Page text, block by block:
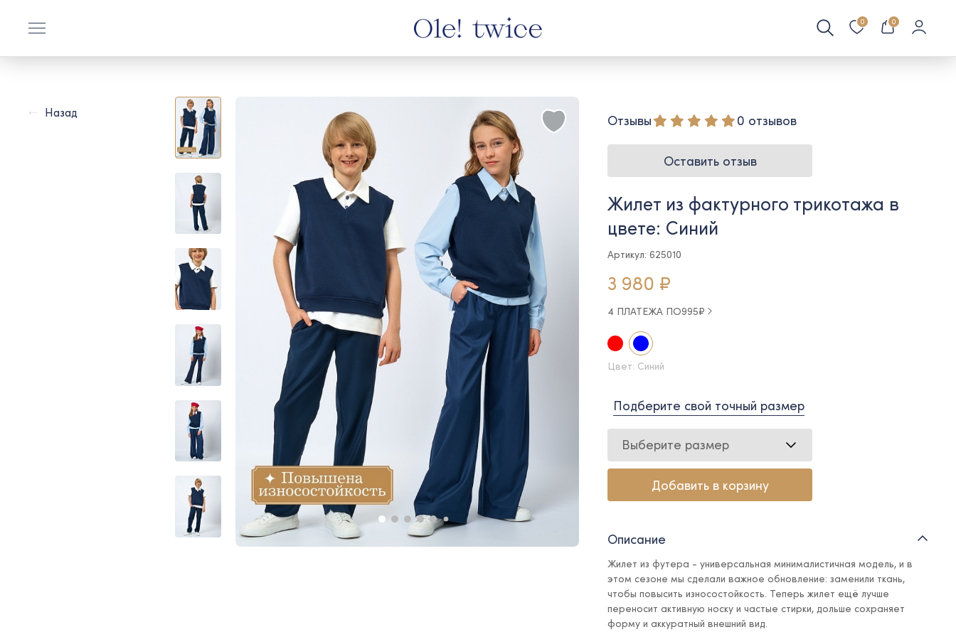
0 0
Назад Отзывы 0 отзывов
Оставить отзыв
Жилет из фактурного трикотажа в
цвете: Синий
Артикул: 625010
3 980 ₽
4 ПЛАТЕЖА ПО995₽
Цвет: Синий
Подберите свой точный размер
Выберите размер
Добавить в корзину
Описание
Жилет из футера - универсальная минималистичная модель, и в
этом сезоне мы сделали важное обновление: заменили ткань,
чтобы повысить износостойкость. Теперь жилет ещё лучше
переносит активную носку и частые стирки, дольше сохраняет
форму и аккуратный внешний вид.